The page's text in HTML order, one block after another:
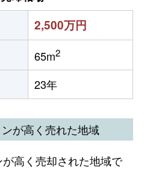
2,500万円
65m2
23年
が高く売れた地域
高く売却された地域で